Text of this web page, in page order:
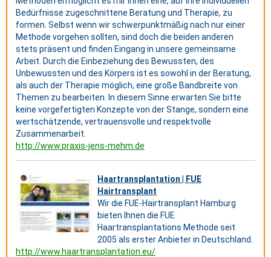
Bedürfnisse zugeschnittene Beratung und Therapie, zu
formen. Selbst wenn wir schwerpunktmäßig nach nur einer
Methode vorgehen sollten, sind doch die beiden anderen
stets präsent und finden Eingang in unsere gemeinsame
Arbeit. Durch die Einbeziehung des Bewussten, des
Unbewussten und des Körpers ist es sowohl in der Beratung,
als auch der Therapie möglich, eine große Bandbreite von
Themen zu bearbeiten. In diesem Sinne erwarten Sie bitte
keine vorgefertigten Konzepte von der Stange, sondern eine
wertschätzende, vertrauensvolle und respektvolle
Zusammenarbeit.
http://www.praxis-jens-mehm.de
Haartransplantation | FUE
Hairtransplant
Wir die FUE-Hairtransplant Hamburg
bieten Ihnen die FUE
Haartransplantations Methode seit
2005 als erster Anbieter in Deutschland.
http://www.haartransplantation.eu/